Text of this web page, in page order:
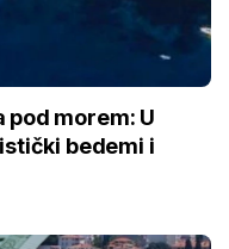
morem: U
bedemi i